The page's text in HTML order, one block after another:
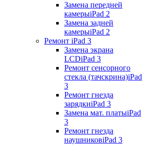
Замена передней
камерыiPad 2
Замена задней
камерыiPad 2
Ремонт iPad 3
Замена экрана
LCDiPad 3
Ремонт сенсорного
стекла (тачскрина)iPad
3
Ремонт гнезда
зарядкиiPad 3
Замена мат. платыiPad
3
Ремонт гнезда
наушниковiPad 3